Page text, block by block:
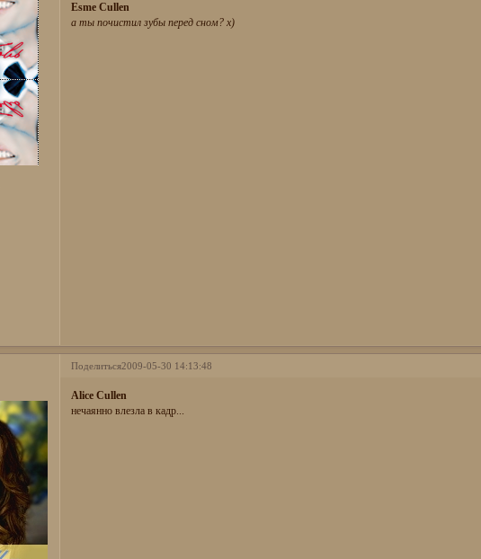
Esme Cullen
а ты почистил зубы перед сном? х)
Поделиться2009-05-30 14:13:48
Alice Cullen
нечаянно влезла в кадр...